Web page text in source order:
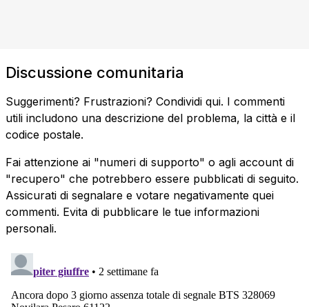
Discussione comunitaria
Suggerimenti? Frustrazioni? Condividi qui. I commenti
utili includono una descrizione del problema, la città e il
codice postale.
Fai attenzione ai "numeri di supporto" o agli account di
"recupero" che potrebbero essere pubblicati di seguito.
Assicurati di segnalare e votare negativamente quei
commenti. Evita di pubblicare le tue informazioni
personali.